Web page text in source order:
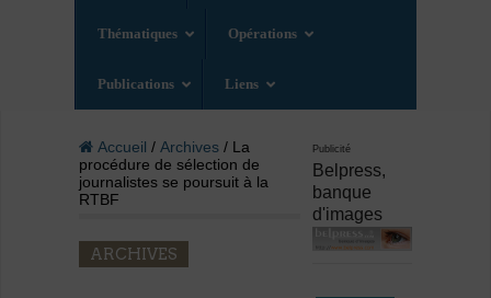
Thématiques Opérations
Publications Liens
Accueil / Archives/ La
procédure de sélection de
journalistes se poursuit à la
RTBF
ARCHIVES
Publicité
Belpress,
banque
d'images